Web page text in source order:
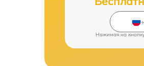
Нажимая на